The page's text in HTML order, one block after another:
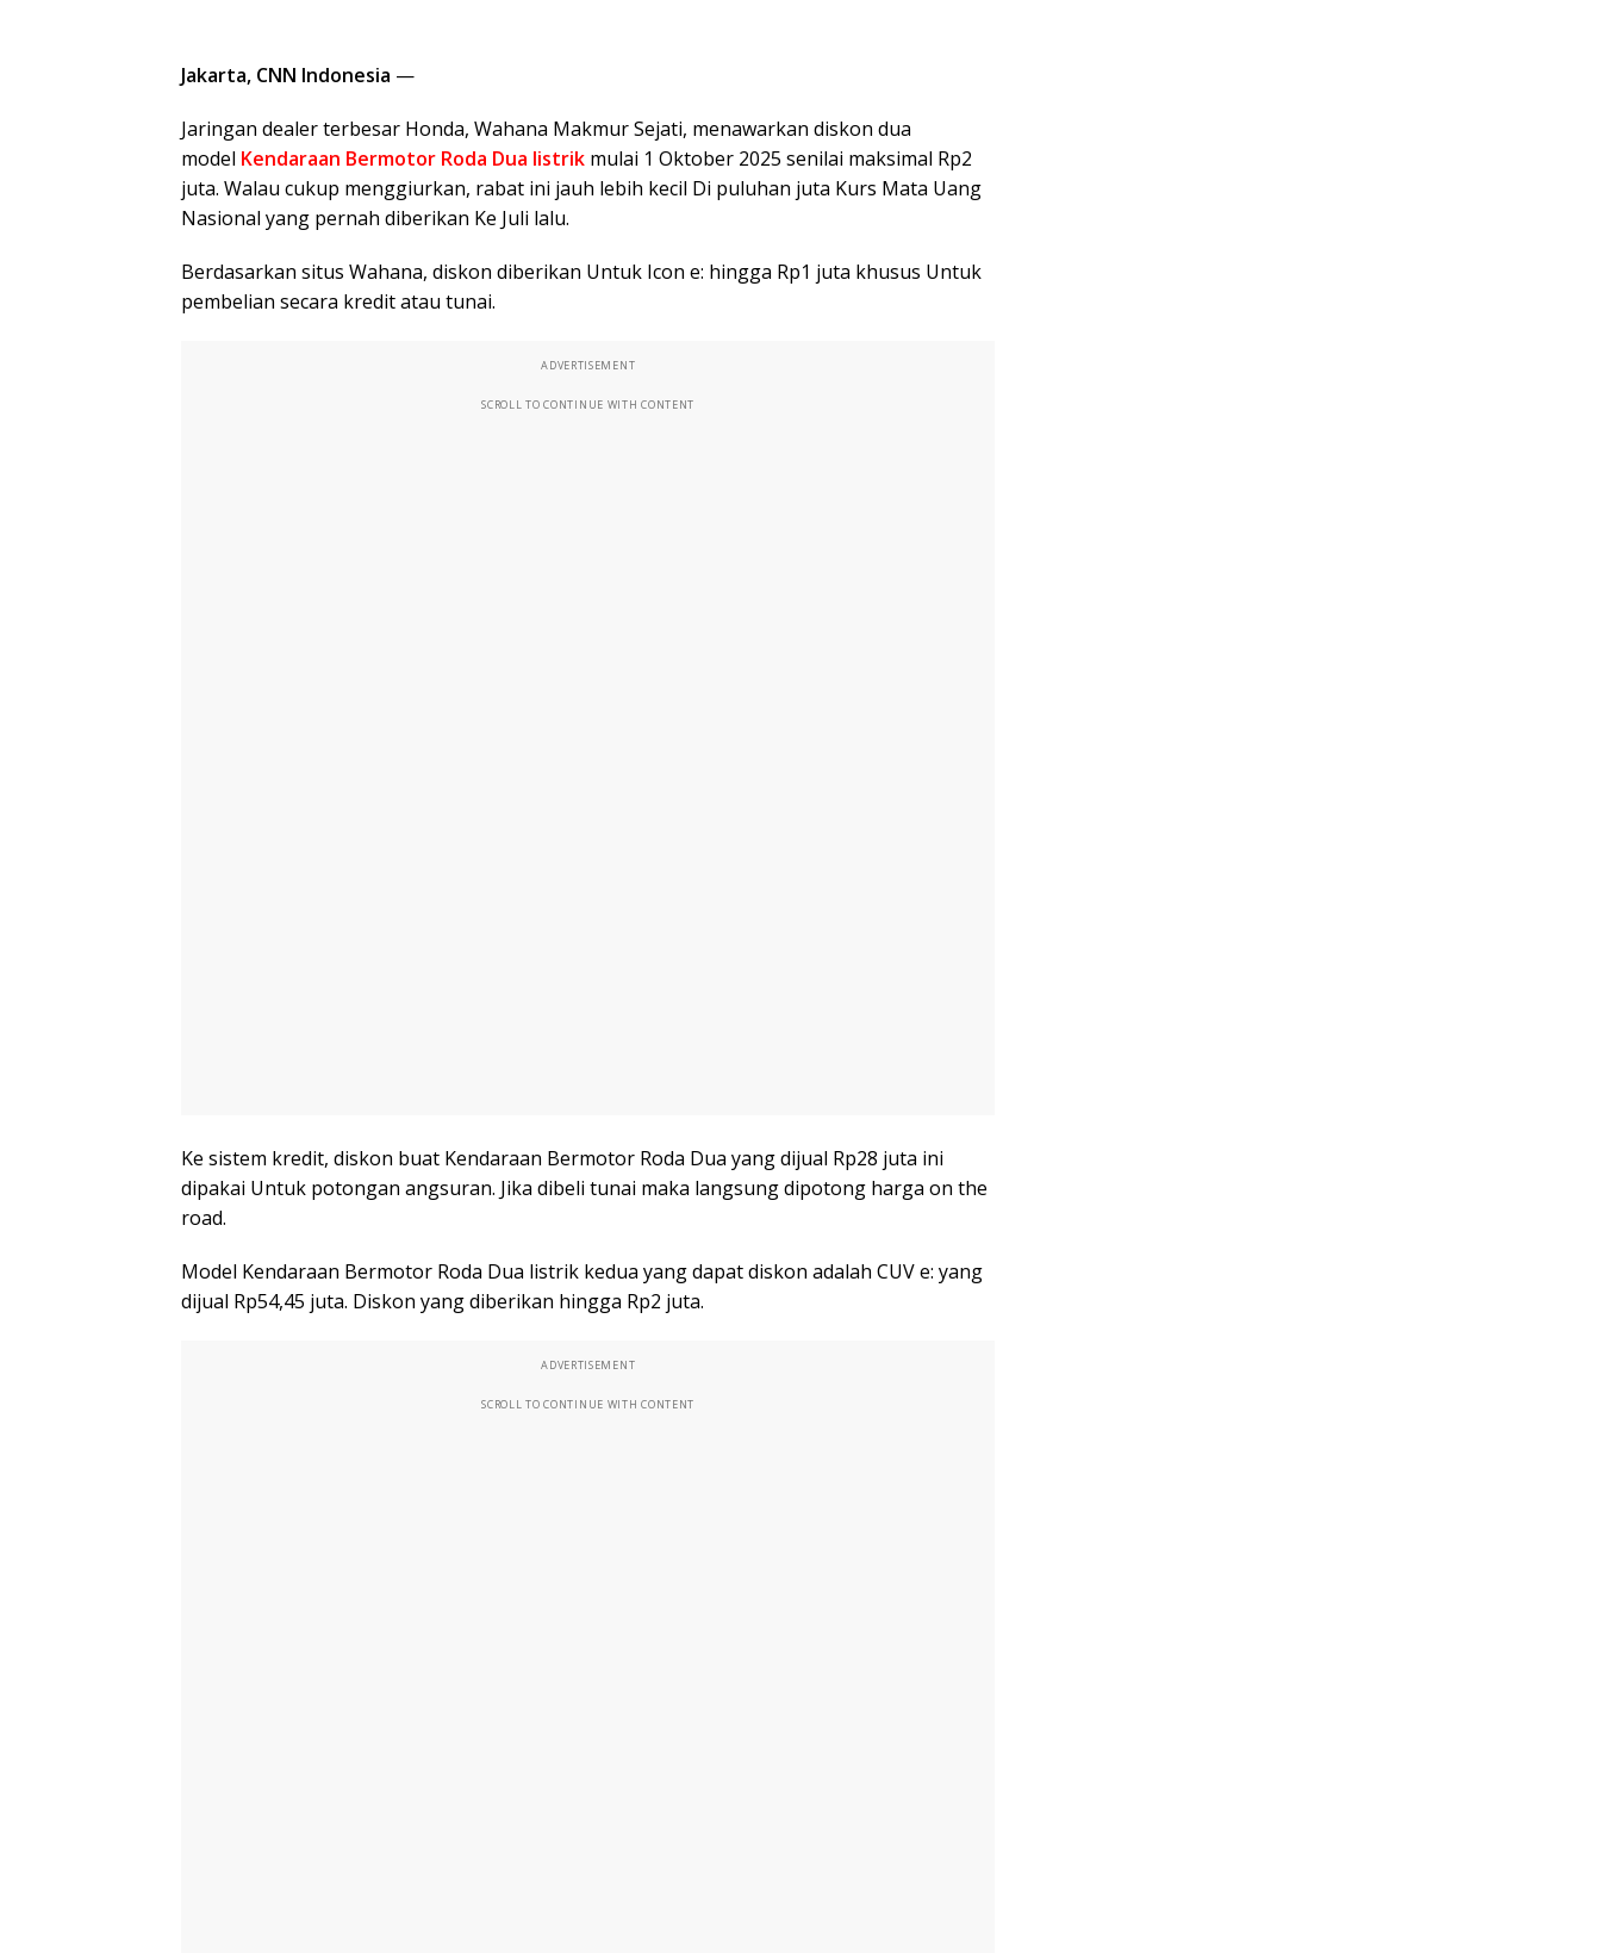
Jakarta, CNN Indonesia —
Jaringan dealer terbesar Honda, Wahana Makmur Sejati, menawarkan diskon dua
model Kendaraan Bermotor Roda Dua listrik mulai 1 Oktober 2025 senilai maksimal Rp2
juta. Walau cukup menggiurkan, rabat ini jauh lebih kecil Di puluhan juta Kurs Mata Uang
Nasional yang pernah diberikan Ke Juli lalu.
Berdasarkan situs Wahana, diskon diberikan Untuk Icon e: hingga Rp1 juta khusus Untuk
pembelian secara kredit atau tunai.
ADVERTISEMENT
SCROLL TO CONTINUE WITH CONTENT
Ke sistem kredit, diskon buat Kendaraan Bermotor Roda Dua yang dijual Rp28 juta ini
dipakai Untuk potongan angsuran. Jika dibeli tunai maka langsung dipotong harga on the
road.
Model Kendaraan Bermotor Roda Dua listrik kedua yang dapat diskon adalah CUV e: yang
dijual Rp54,45 juta. Diskon yang diberikan hingga Rp2 juta.
ADVERTISEMENT
SCROLL TO CONTINUE WITH CONTENT